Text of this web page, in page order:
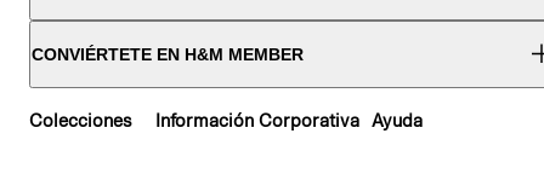
CONVIÉRTETE EN H&M MEMBER
Colecciones Información Corporativa Ayuda